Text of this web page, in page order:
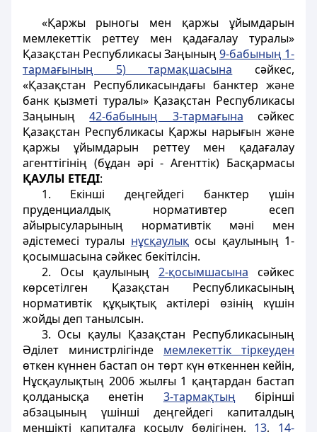
«Қаржы рыногы мен қаржы ұйымдарын
мемлекеттік реттеу мен қадағалау туралы»
Қазақстан Республикасы Заңының9-бабының 1-
тармағының 5) тармақшасына сәйкес,
«Қазақстан Республикасындағы банктер және
банк қызметi туралы» Қазақстан Республикасы
Заңының42-бабының 3-тармағына сәйкес
Қазақстан Республикасы Қаржы нарығын және
қаржы ұйымдарын реттеу мен қадағалау
агенттiгiнiң (бұдан әрi - Агенттiк) Басқармасы
ҚАУЛЫ ЕТЕДI:
1. Екiншi деңгейдегi банктер үшiн
пруденциалдық нормативтер есеп
айырысуларының нормативтiк мәнi мен
әдiстемесi туралы нұсқаулықосы қаулының 1-
қосымшасына сәйкес бекітілсiн.
2. Осы қаулының 2-қосымшасына сәйкес
көрсетiлген Қазақстан Республикасының
нормативтiк құқықтық актілері өзiнiң күшiн
жойды деп танылсын.
3. Осы қаулы Қазақстан Республикасының
Әдiлет министрлігінде мемлекеттік тiркеуден
өткен күннен бастап он төрт күн өткеннен кейiн,
Нұсқаулықтың 2006 жылғы 1 қаңтардан бастап
қолданысқа енетiн 3-тармақтың бірiншi
абзацының үшiншi деңгейдегi капиталдың
меншiктi капиталға қосылу бөлiгiнен, 13, 14-